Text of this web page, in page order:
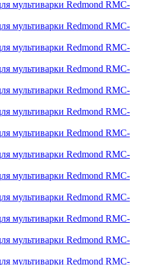
мультиварки Redmond RMC-
мультиварки Redmond RMC-
мультиварки Redmond RMC-
мультиварки Redmond RMC-
мультиварки Redmond RMC-
мультиварки Redmond RMC-
мультиварки Redmond RMC-
мультиварки Redmond RMC-
мультиварки Redmond RMC-
мультиварки Redmond RMC-
мультиварки Redmond RMC-
мультиварки Redmond RMC-
мультиварки Redmond RMC-